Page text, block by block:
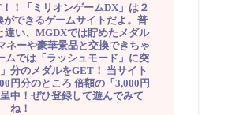
！「ミリオンゲームDX」は２
ができるゲームサイトだよ。普
違い、MGDXでは貯めたメダル
ネーや豪華景品と交換できちゃ
ムでは「ラッシュモード」に突
分のメダルをGET！ 当サイト
円分のところ 倍額の「3,000円
中！ぜひ登録して遊んでみて
ね！